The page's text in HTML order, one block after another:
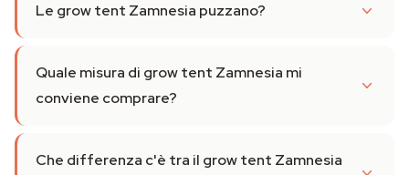
Le grow tent Zamnesia puzzano?
Quale misura di grow tent Zamnesia mi
conviene comprare?
Che differenza c'è tra il grow tent Zamnesia